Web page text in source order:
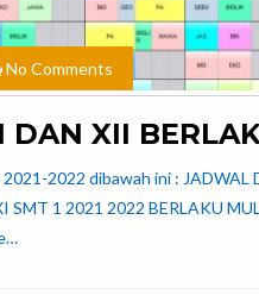
No Comments
XII
2022 dibawah ini : JADWAL
1 2021 2022 BERLAKU